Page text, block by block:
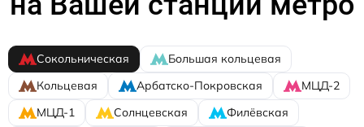
Сокольническая
Большая кольцевая
Кольцевая
Арбатско-Покровская
МЦД-2
МЦД-1
Солнцевская
Филёвская